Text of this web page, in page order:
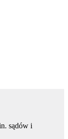
sądów i